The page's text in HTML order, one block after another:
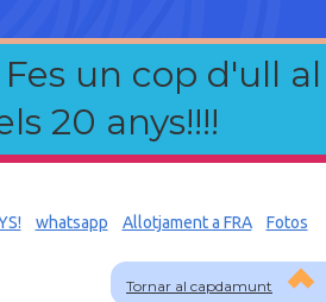
un cop d'ull al
20 anys!!!!
Tornar al capdamunt
whatsapp Allotjament a FRA Fotos